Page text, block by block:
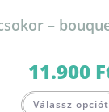
–
11.900
Válassz opciót